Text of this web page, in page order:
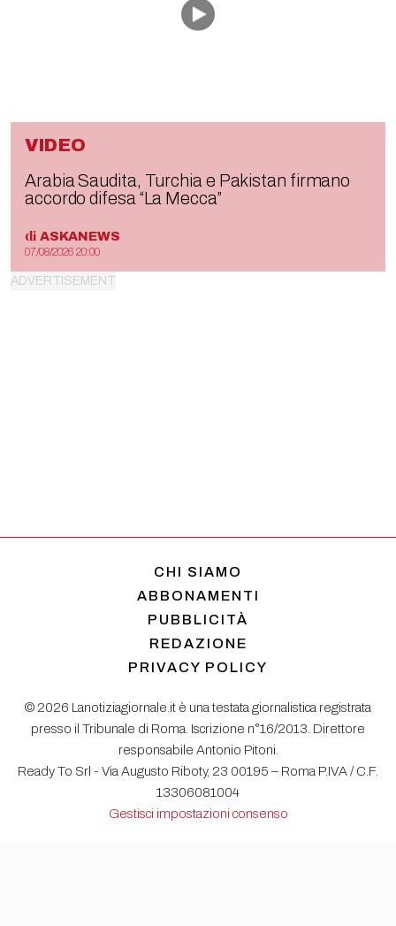
VIDEO
Arabia Saudita, Turchia e Pakistan firmano
accordo difesa “La Mecca”
di ASKANEWS
07/08/2026 20:00
CHI SIAMO
ABBONAMENTI
PUBBLICITÀ
REDAZIONE
PRIVACY POLICY
© 2026 Lanotiziagiornale.it è una testata giornalistica registrata
presso il Tribunale di Roma. Iscrizione n°16/2013. Direttore
responsabile Antonio Pitoni.
Ready To Srl - Via Augusto Riboty, 23 00195 – Roma P.IVA / C.F.
13306081004
Gestisci impostazioni consenso